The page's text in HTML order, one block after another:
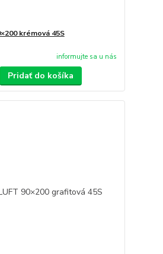
krémová 45S
informujte sa u nás
Pridať do košíka